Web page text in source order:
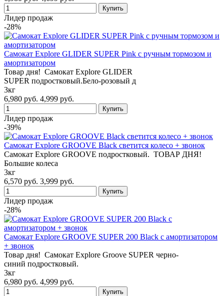
Лидер продаж
-28%
Самокат Explore GLIDER SUPER Pink с ручным тормозом и
амортизатором
Товар дня! Самокат Explore GLIDER
SUPER подростковый.Бело-розовый д
3кг
6,980 руб. 4,999 руб.
Лидер продаж
-39%
Самокат Explore GROOVE Black светится колесо + звонок
Самокат Explore GROOVE подростковый. ТОВАР ДНЯ!
Большие колеса
3кг
6,570 руб. 3,999 руб.
Лидер продаж
-28%
Самокат Explore GROOVE SUPER 200 Black с амортизатором
+ звонок
Товар дня! Самокат Explore Groove SUPER черно-
синий подростковый.
3кг
6,980 руб. 4,999 руб.